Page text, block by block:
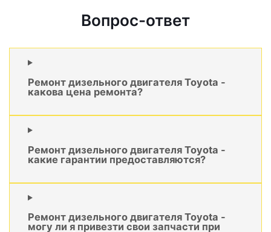
Вопрос-ответ
Ремонт дизельного двигателя Toyota -
какова цена ремонта?
Ремонт дизельного двигателя Toyota -
какие гарантии предоставляются?
Ремонт дизельного двигателя Toyota -
могу ли я привезти свои запчасти при